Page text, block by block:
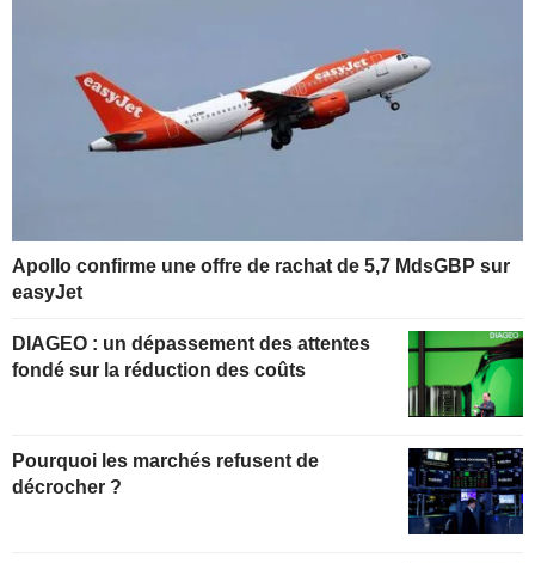
Apollo confirme une offre de rachat de 5,7 MdsGBP sur
easyJet
DIAGEO : un dépassement des attentes
fondé sur la réduction des coûts
Pourquoi les marchés refusent de
décrocher ?